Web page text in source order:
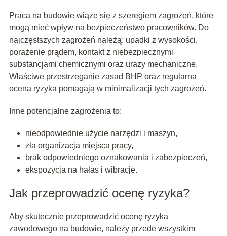
Praca na budowie wiąże się z szeregiem zagrożeń, które
mogą mieć wpływ na bezpieczeństwo pracowników. Do
najczęstszych zagrożeń należą: upadki z wysokości,
porażenie prądem, kontakt z niebezpiecznymi
substancjami chemicznymi oraz urazy mechaniczne.
Właściwe przestrzeganie zasad BHP oraz regularna
ocena ryzyka pomagają w minimalizacji tych zagrożeń.
Inne potencjalne zagrożenia to:
nieodpowiednie użycie narzędzi i maszyn,
zła organizacja miejsca pracy,
brak odpowiedniego oznakowania i zabezpieczeń,
ekspozycja na hałas i wibracje.
Jak przeprowadzić ocenę ryzyka?
Aby skutecznie przeprowadzić ocenę ryzyka
zawodowego na budowie, należy przede wszystkim